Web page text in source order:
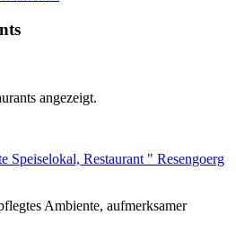
angezeigt.
Speiselokal, Restaurant " Resengoerg
Ambiente, aufmerksamer